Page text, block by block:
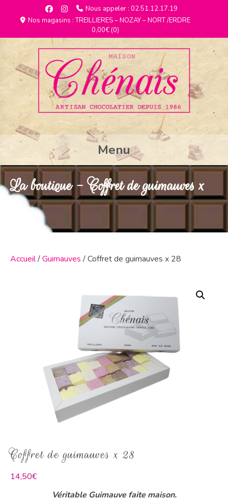
Nous appeler : 02.51.12.17.19
Nos magasins : TREILLIERES – NOZAY – NORT /ERDRE
0,00€(0)
Menu
La boutique - Coffret de guimauves x
Accueil/Guimauves / Coffret de guimauves x 28
Coffret de guimauves x 28
14,50€
Véritable Guimauve faite maison.